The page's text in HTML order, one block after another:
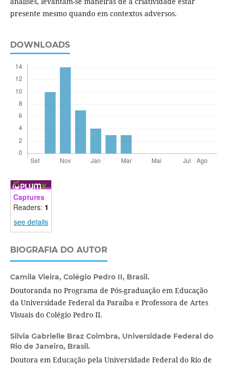
presente mesmo quando em contextos adversos.
DOWNLOADS
Captures
Readers: 1
see details
BIOGRAFIA DO AUTOR
Camila Vieira, Colégio Pedro II, Brasil.
Doutoranda no Programa de Pós-graduação em Educação
da Universidade Federal da Paraíba e Professora de Artes
Visuais do Colégio Pedro II.
Silvia Gabrielle Braz Coimbra, Universidade Federal do
Rio de Janeiro, Brasil.
Doutora em Educação pela Universidade Federal do Rio de